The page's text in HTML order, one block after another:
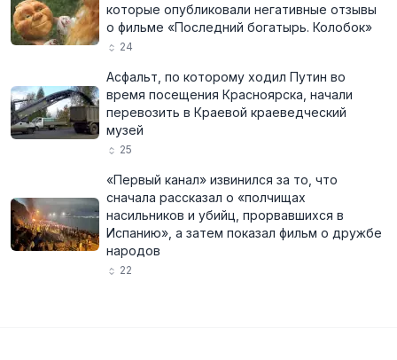
которые опубликовали негативные отзывы
о фильме «Последний богатырь. Колобок»
24
Асфальт, по которому ходил Путин во
время посещения Красноярска, начали
перевозить в Краевой краеведческий
музей
25
«Первый канал» извинился за то, что
сначала рассказал о «полчищах
насильников и убийц, прорвавшихся в
Испанию», а затем показал фильм о дружбе
народов
22